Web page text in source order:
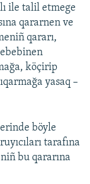
ile talil etmege
qararnen ve
qararı,
köçirip
yasaq –
böyle
tarafına
bu qararına